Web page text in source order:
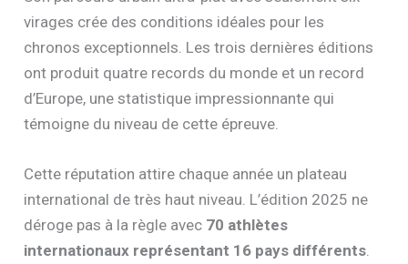
virages crée des conditions idéales pour les
chronos exceptionnels. Les trois dernières éditions
ont produit quatre records du monde et un record
d’Europe, une statistique impressionnante qui
témoigne du niveau de cette épreuve.
Cette réputation attire chaque année un plateau
international de très haut niveau. L’édition 2025 ne
déroge pas à la règle avec 70 athlètes
internationaux représentant 16 pays différents.